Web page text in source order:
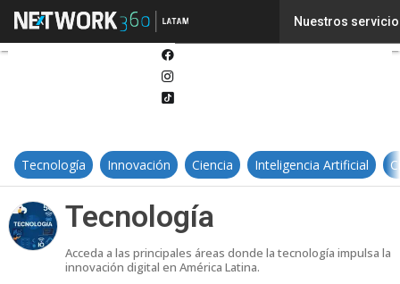
Nuestros
Tecnología Innovación Ciencia Inteligencia Artificial
Tecnología
Acceda a las principales áreas donde la tecnología impulsa la
innovación digital en América Latina.